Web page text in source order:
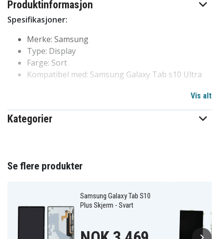
Produktinformasjon
Spesifikasjoner:
Merke: Samsung
Type: Display
Farge: Sort
Kompatibel med: Samsung Galaxy Tab s10 Ultra
EAN / GTIN
Varemerke
Vis alt
Kategorier
Se flere produkter
Samsung Galaxy Tab S10
Plus Skjerm - Svart